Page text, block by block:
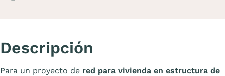
Descripción
Para un proyecto de red para vivienda en estructura de